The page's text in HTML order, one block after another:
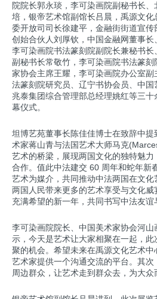
院院长郭永琰，李可染画院副秘书长
培，银帝艺术馆副馆长吕晨，禹源文
委开放司司长徐建平，金融街街道宣
创始合伙人刘厚钦，中国金融网董事长
李可染画院书法篆刻院副院长兼秘书
副秘书长常敬竹，李可染画院书法篆
家协会主席王耀，李可染画院办公室副
法篆刻院研究员、辽宁书协会员、中国
兆泰集团综合管理部总经理姚红等三
幕仪式。
坦博艺苑董事长陈佳佳博士在致辞中
术家蒋山青与法国艺术大师马克
艺术的桥梁，展现两国文化的独特魅
合作。值此中法建交 60 周年和蛇年新
艺术为媒介，共同推动中法两国在文
两国人民带来更多的艺术享受与文化
充满希望的新一年，共同书写中法友谊
李可染画院院长、中国美术家协会河
示，今天是艺术让大家相聚在一起，
聚的机会。希望未来在禹源文化艺术
艺术家提供一个沟通交流的平台。其
周边群众，让艺术走到群众去，为大众